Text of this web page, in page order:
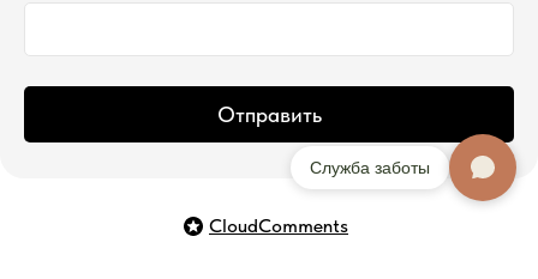
Служба заботы
Отправить
CloudComments